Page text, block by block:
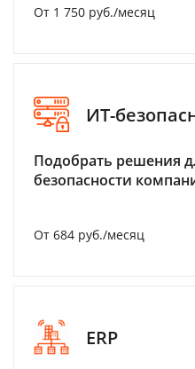
От 1 750 руб./месяц
ИТ-
Подобрать решения
безопасности
От 684 руб./месяц
ERP